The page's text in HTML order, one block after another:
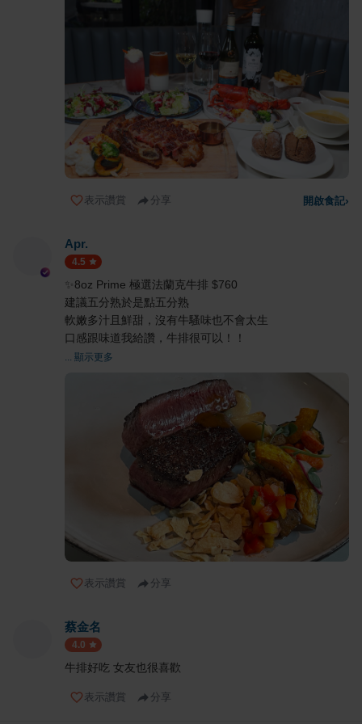
表示讚賞 分享 開啟食記›
Apr.
4.5
✨8oz Prime 極選法蘭克牛排 $760
建議五分熟於是點五分熟
軟嫩多汁且鮮甜，沒有牛騷味也不會太生
口感跟味道我給讚，牛排很可以！！
... 顯示更多
表示讚賞 分享
蔡金名
4.0
牛排好吃 女友也很喜歡
表示讚賞 分享